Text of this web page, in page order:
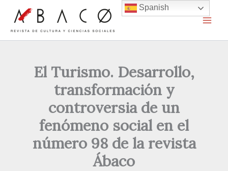
contenido
El Turismo. Desarrollo,
transformación y
controversia de un
fenómeno social en el
número 98 de la revista
Ábaco
Spanish